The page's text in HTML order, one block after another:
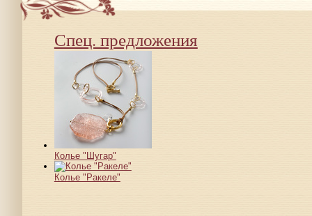
Спец. предложения
Колье "Шугар"
Колье "Ракеле"